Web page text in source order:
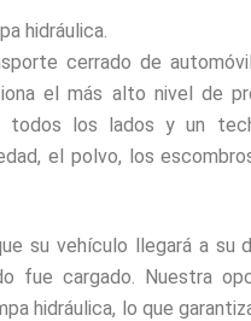
hidráulica.
cerrado de
el más alto nivel de
todos los lados y un
el polvo, los
su vehículo llegará a su
fue cargado. Nuestra
hidráulica, lo que